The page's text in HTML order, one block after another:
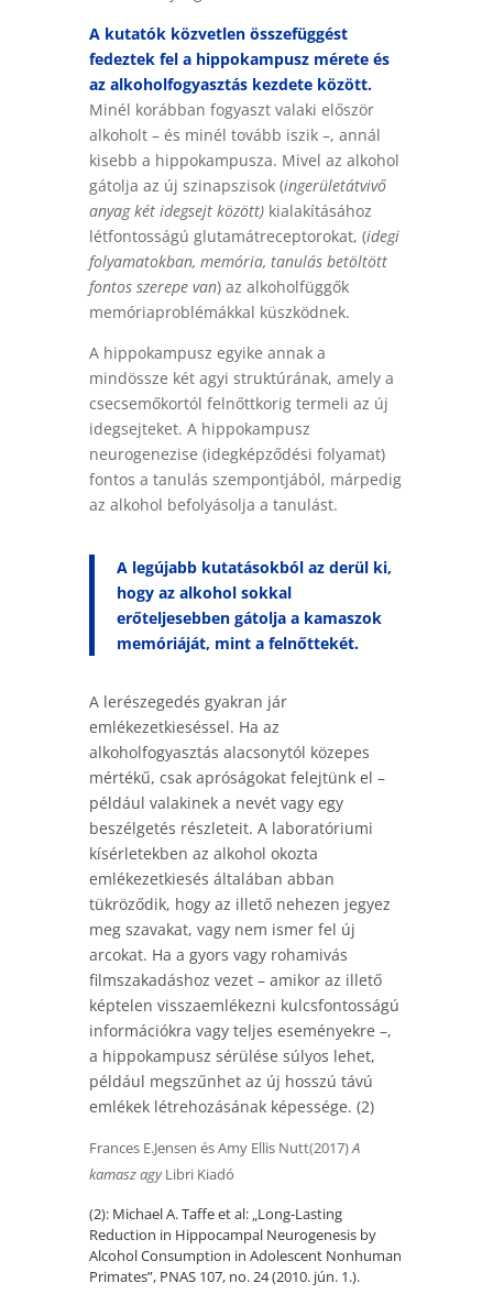
A kutatók közvetlen összefüggést
fedeztek fel a hippokampusz mérete és
az alkoholfogyasztás kezdete között.
Minél korábban fogyaszt valaki először
alkoholt – és minél tovább iszik –, annál
kisebb a hippokampusza. Mivel az alkohol
gátolja az új szinapszisok (ingerületátvivő
anyag két idegsejt között)kialakításához
létfontosságú glutamátreceptorokat, (idegi
folyamatokban, memória, tanulás betöltött
fontos szerepe van) az alkoholfüggők
memóriaproblémákkal küszködnek.
A hippokampusz egyike annak a
mindössze két agyi struktúrának, amely a
csecsemőkortól felnőttkorig termeli az új
idegsejteket. A hippokampusz
neurogenezise (idegképződési folyamat)
fontos a tanulás szempontjából, márpedig
az alkohol befolyásolja a tanulást.
A legújabb kutatásokból az derül ki,
hogy az alkohol sokkal
erőteljesebben gátolja a kamaszok
memóriáját, mint a felnőttekét.
A lerészegedés gyakran jár
emlékezetkieséssel. Ha az
alkoholfogyasztás alacsonytól közepes
mértékű, csak apróságokat felejtünk el –
például valakinek a nevét vagy egy
beszélgetés részleteit. A laboratóriumi
kísérletekben az alkohol okozta
emlékezetkiesés általában abban
tükröződik, hogy az illető nehezen jegyez
meg szavakat, vagy nem ismer fel új
arcokat. Ha a gyors vagy rohamivás
filmszakadáshoz vezet – amikor az illető
képtelen visszaemlékezni kulcsfontosságú
információkra vagy teljes eseményekre –,
a hippokampusz sérülése súlyos lehet,
például megszűnhet az új hosszú távú
emlékek létrehozásának képessége. (2)
Frances E.Jensen és Amy Ellis Nutt(2017)A
kamasz agyLibri Kiadó
(2): Michael A. Taffe et al: „Long-Lasting
Reduction in Hippocampal Neurogenesis by
Alcohol Consumption in Adolescent Nonhuman
Primates”, PNAS 107, no. 24 (2010. jún. 1.).